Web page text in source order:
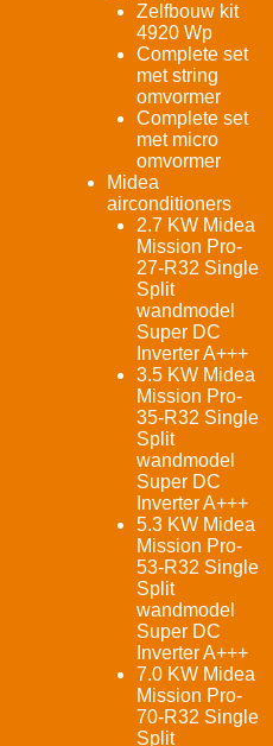
Zelfbouw kit
4920 Wp
Complete set
met string
omvormer
Complete set
met micro
omvormer
Midea
airconditioners
2.7 KW Midea
Mission Pro-
27-R32 Single
Split
wandmodel
Super DC
Inverter A+++
3.5 KW Midea
Mission Pro-
35-R32 Single
Split
wandmodel
Super DC
Inverter A+++
5.3 KW Midea
Mission Pro-
53-R32 Single
Split
wandmodel
Super DC
Inverter A+++
7.0 KW Midea
Mission Pro-
70-R32 Single
Split